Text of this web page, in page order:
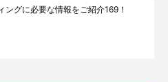
ングに必要な情報をご紹介169！